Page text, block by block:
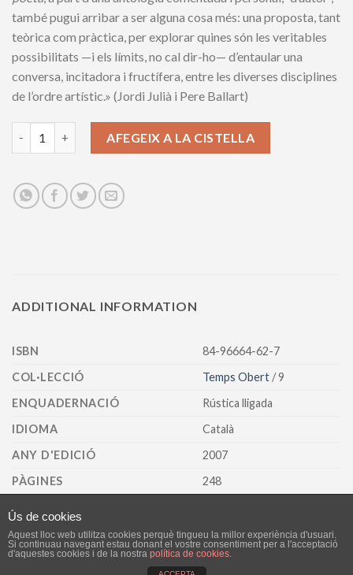
també pugui arribar a ser alguna cosa més: una proposta, tant
teòrica com pràctica, per explorar quines són les veritables
possibilitats —i els límits, no cal dir-ho— d’entaular una
conversa, incitadora i fructífera, entre les diverses disciplines
de l’ordre artístic.» (Jordi Julià i Pere Ballart)
Arts de poeta. Poesia i relacions interartístiques quantity
AFEGEIX A LA CISTELLA
ADDITIONAL INFORMATION
ISBN
84-96664-62-7
COL·LECCIÓ
Temps Obert / 9
ENQUADERNACIÓ
Rústica lligada
IDIOMA
Català
ANY D'EDICIÓ
2007
PÀGINES
248
AVÍS LEGAL
POLÍTICA DE PRIVACITAT
POLÍTICA DE VENDA, ENTREGA, ANUL·LACIONS I DEVOLUCIONS
Ús de cookies
Aquest lloc web utilitza cookies perquè tingueu la millor experiència d'usuari.
Si continuau navegant estau donant el vostre consentiment per a l'acceptació
d'aquestes cookies i de la nostra política de cookies.